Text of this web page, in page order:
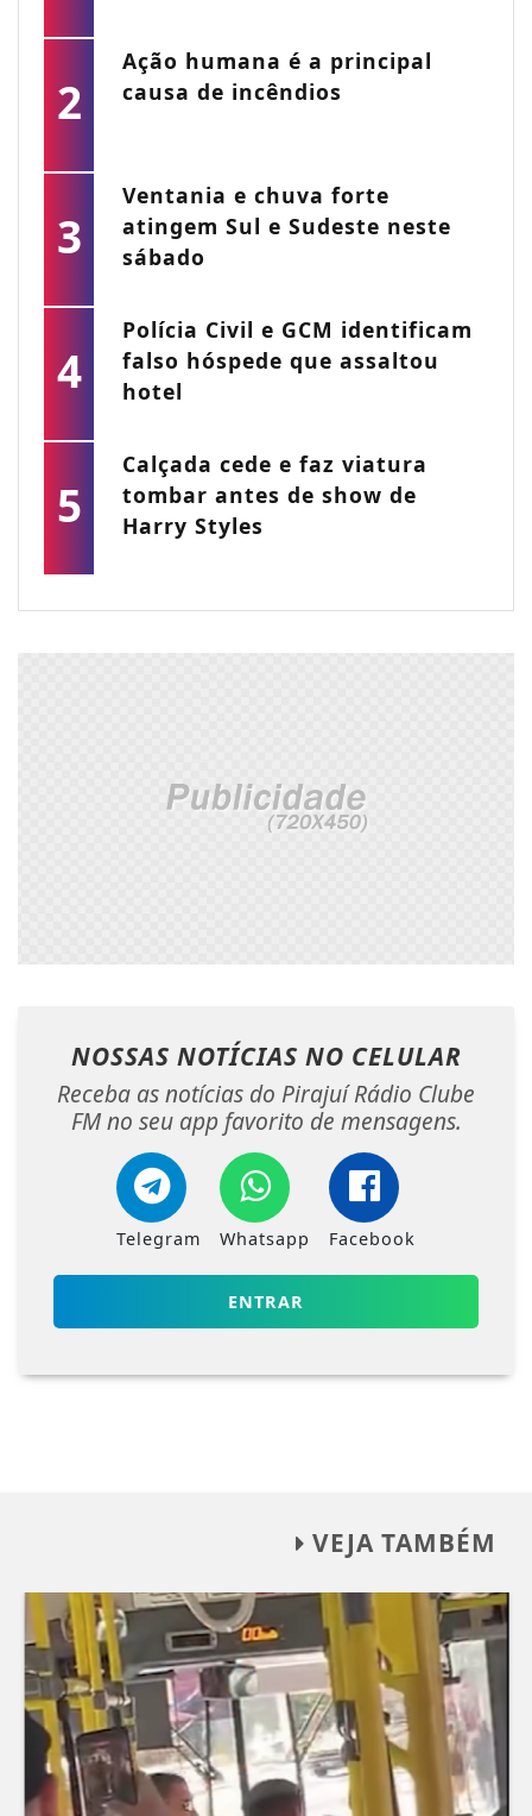
2
Ação humana é a principal
causa de incêndios
3
Ventania e chuva forte
atingem Sul e Sudeste neste
sábado
4
Polícia Civil e GCM identificam
falso hóspede que assaltou
hotel
5
Calçada cede e faz viatura
tombar antes de show de
Harry Styles
NOSSAS NOTÍCIAS NO CELULAR
Receba as notícias do Pirajuí Rádio Clube
FM no seu app favorito de mensagens.
Telegram Whatsapp Facebook
ENTRAR
VEJA TAMBÉM